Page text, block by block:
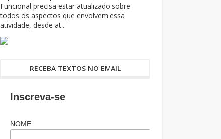
Funcional precisa estar atualizado sobre
todos os aspectos que envolvem essa
atividade, desde at...
RECEBA TEXTOS NO EMAIL
Inscreva-se
NOME